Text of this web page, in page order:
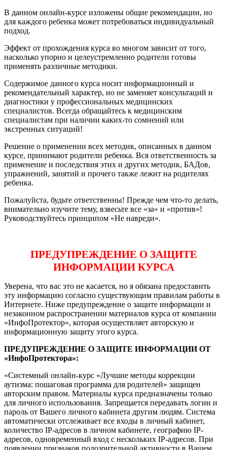
В данном онлайн-курсе изложены общие рекомендации, но
для каждого ребенка может потребоваться индивидуальный
подход.
Эффект от прохождения курса во многом зависит от того,
насколько упорно и целеустремленно родители готовы
применять различные методики.
Содержимое данного курса носит информационный и
рекомендательный характер, но не заменяет консультаций и
диагностики у профессиональных медицинских
специалистов. Всегда обращайтесь к медицинским
специалистам при наличии каких-то сомнений или
экстренных ситуаций!
Решение о применении всех методик, описанных в данном
курсе, принимают родители ребенка. Вся ответственность за
применение и последствия этих и других методик, БАДов,
упражнений, занятий и прочего также лежит на родителях
ребенка.
Пожалуйста, будьте ответственны! Прежде чем что-то делать,
внимательно изучите тему, взвесьте все «за» и «против»!
Руководствуйтесь принципом «Не навреди».
ПРЕДУПРЕЖДЕНИЕ О ЗАЩИТЕ
ИНФОРМАЦИИ КУРСА
Уверена, что вас это не касается, но я обязана предоставить
эту информацию согласно существующим правилам работы в
Интернете. Ниже предупреждение о защите информации и
незаконном распространении материалов курса от компании
«ИнфоПротектор», которая осуществляет авторскую и
информационную защиту этого курса.
ПРЕДУПРЕЖДЕНИЕ О ЗАЩИТЕ ИНФОРМАЦИИ ОТ
«ИнфоПротектора»:
«Системный онлайн-курс «Лучшие методы коррекции
аутизма: пошаговая программа для родителей» защищен
авторским правом. Материалы курса предназначены только
для личного использования. Запрещается передавать логин и
пароль от Вашего личного кабинета другим людям. Система
автоматически отслеживает все входы в личный кабинет,
количество IP-адресов в личном кабинете, географию IP-
адресов, одновременный вход с нескольких IP-адресов. При
появлении признаков подозрительной активности в Вашем